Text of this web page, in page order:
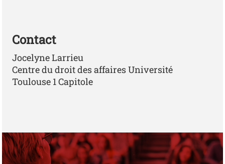
Contact
Jocelyne Larrieu
Centre du droit des affaires Université
Toulouse 1 Capitole